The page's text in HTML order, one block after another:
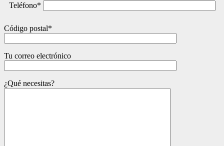
Teléfono*
Código postal*
Tu correo electrónico
¿Qué necesitas?